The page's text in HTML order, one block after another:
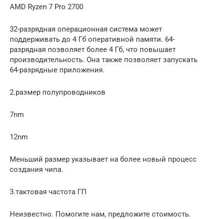
AMD Ryzen 7 Pro 2700
32-разрядная операционная система может
поддерживать до 4 Гб оперативной памяти. 64-
разрядная позволяет более 4 Гб, что повышает
производительность. Она также позволяет запускать
64-разрядные приложения.
2.размер полупроводников
7nm
12nm
Меньший размер указывает на более новый процесс
создания чипа.
3.тактовая частота ГП
Неизвестно. Помогите нам, предложите стоимость.